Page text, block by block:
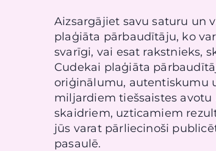
Aizsargājiet savu saturu un
plaģiāta pārbaudītāju, ko
svarīgi, vai esat rakstnieks,
Cudekai plaģiāta
oriģinālumu, autentiskumu
miljardiem tiešsaistes
skaidriem, uzticamiem
jūs varat pārliecinoši
pasaulē.